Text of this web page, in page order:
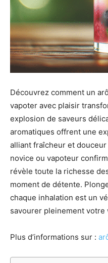
Découvrez comment un
vapoter avec plaisir
explosion de saveurs
aromatiques offrent une
alliant fraîcheur et
novice ou vapoteur
révèle toute la richesse
moment de détente.
chaque inhalation est un
savourer pleinement votre
Plus d’informations sur :